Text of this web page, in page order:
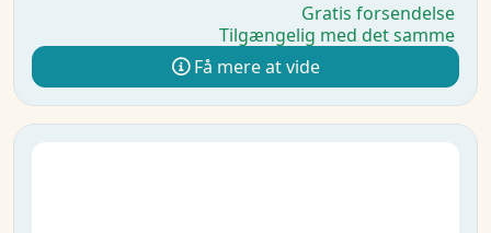
Gratis forsendelse
Tilgængelig med det samme
Få mere at vide